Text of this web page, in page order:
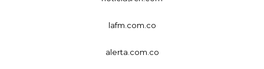
lafm.com.co
alerta.com.co